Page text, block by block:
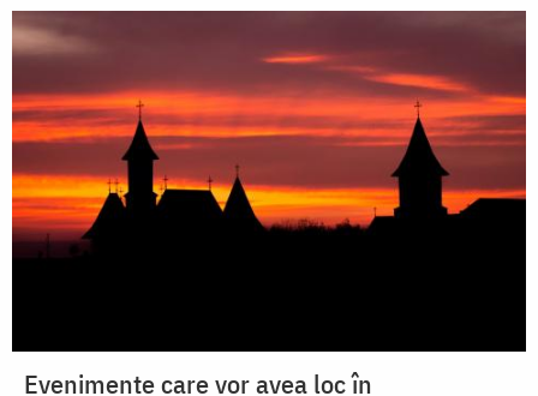
Evenimente care vor avea loc în